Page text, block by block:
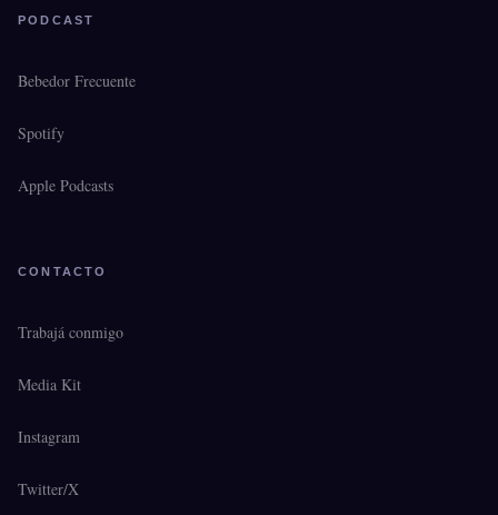
PODCAST
Bebedor Frecuente
Spotify
Apple Podcasts
CONTACTO
Trabajá conmigo
Media Kit
Instagram
Twitter/X